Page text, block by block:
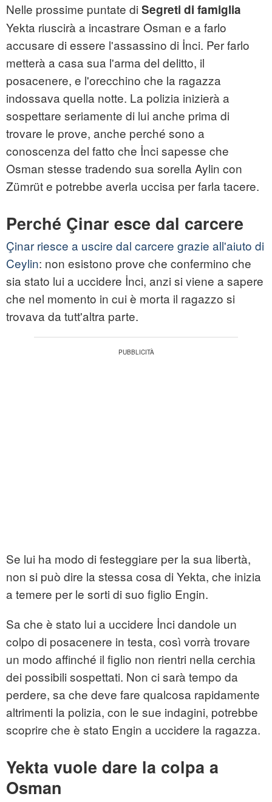
Nelle prossime puntate di Segreti di famiglia
Yekta riuscirà a incastrare Osman e a farlo
accusare di essere l'assassino di İnci. Per farlo
metterà a casa sua l'arma del delitto, il
posacenere, e l'orecchino che la ragazza
indossava quella notte. La polizia inizierà a
sospettare seriamente di lui anche prima di
trovare le prove, anche perché sono a
conoscenza del fatto che İnci sapesse che
Osman stesse tradendo sua sorella Aylin con
Zümrüt e potrebbe averla uccisa per farla tacere.
Perché Çinar esce dal carcere
Çinar riesce a uscire dal carcere grazie all'aiuto di
Ceylin: non esistono prove che confermino che
sia stato lui a uccidere İnci, anzi si viene a sapere
che nel momento in cui è morta il ragazzo si
trovava da tutt'altra parte.
Se lui ha modo di festeggiare per la sua libertà,
non si può dire la stessa cosa di Yekta, che inizia
a temere per le sorti di suo figlio Engin.
Sa che è stato lui a uccidere İnci dandole un
colpo di posacenere in testa, così vorrà trovare
un modo affinché il figlio non rientri nella cerchia
dei possibili sospettati. Non ci sarà tempo da
perdere, sa che deve fare qualcosa rapidamente
altrimenti la polizia, con le sue indagini, potrebbe
scoprire che è stato Engin a uccidere la ragazza.
Yekta vuole dare la colpa a
Osman